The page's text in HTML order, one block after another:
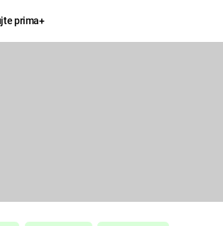
prima+
KOMEDIE